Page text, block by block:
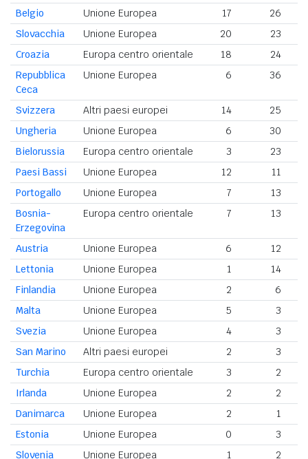
Belgio
Unione Europea 17
26
Slovacchia
Unione Europea 20
23
Croazia
Europa centro orientale 18
24
Repubblica
Ceca
Unione Europea 6 36
Svizzera Altri paesi europei 14 25
Ungheria
Unione Europea 6 30
Bielorussia
Europa centro orientale 3 23
Paesi Bassi
Unione Europea 12
11
Portogallo
Unione Europea 7 13
Bosnia-
Erzegovina
Europa centro orientale 7 13
Austria Unione Europea 6
12
Lettonia
Unione Europea 1
14
Finlandia
Unione Europea 2
6
Malta
Unione Europea 5
3
Svezia
Unione Europea 4
3
San Marino
Altri paesi europei 2
3
Turchia
Europa centro orientale 3
2
Irlanda
Unione Europea 2
2
Danimarca
Unione Europea 2
1
Estonia
Unione Europea 0
3
Slovenia
Unione Europea 1 2